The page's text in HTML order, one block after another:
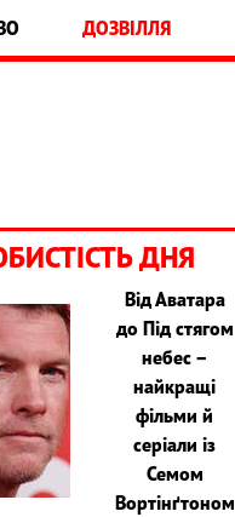
ДОЗВІЛЛЯ
ДНЯ
Від Аватара
до Під стягом
небес –
найкращі
фільми й
серіали із
Семом
Вортінґтоном